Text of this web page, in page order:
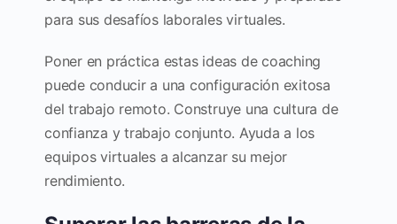
para sus desafíos laborales virtuales.
Poner en práctica estas ideas de coaching
puede conducir a una configuración exitosa
del trabajo remoto. Construye una cultura de
confianza y trabajo conjunto. Ayuda a los
equipos virtuales a alcanzar su mejor
rendimiento.